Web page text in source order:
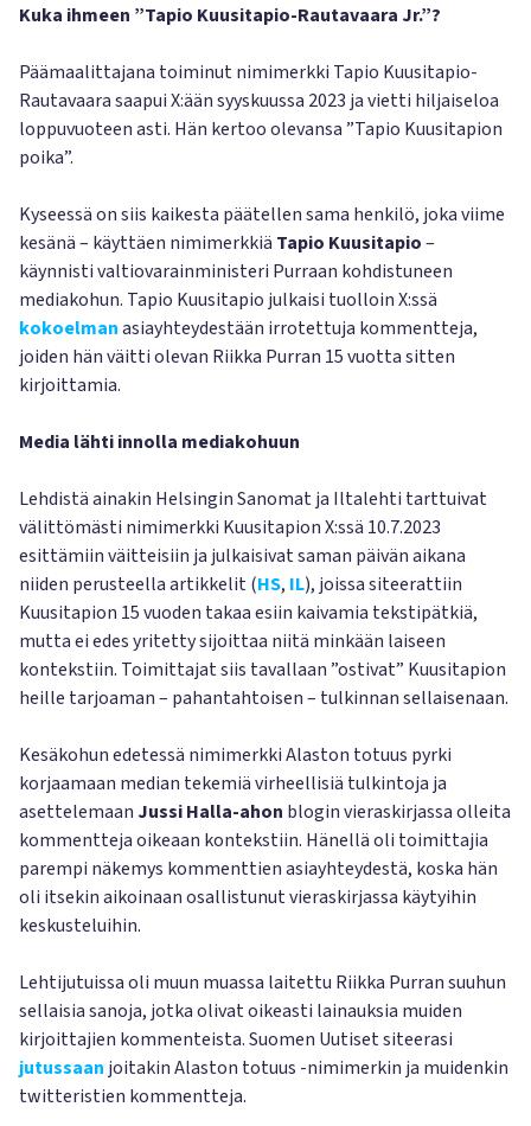
Kuka ihmeen ”Tapio Kuusitapio-Rautavaara Jr.”?
Päämaalittajana toiminut nimimerkki Tapio Kuusitapio-
Rautavaara saapui X:ään syyskuussa 2023 ja vietti hiljaiseloa
loppuvuoteen asti. Hän kertoo olevansa ”Tapio Kuusitapion
poika”.
Kyseessä on siis kaikesta päätellen sama henkilö, joka viime
kesänä – käyttäen nimimerkkiä Tapio Kuusitapio–
käynnisti valtiovarainministeri Purraan kohdistuneen
mediakohun. Tapio Kuusitapio julkaisi tuolloin X:ssä
kokoelmanasiayhteydestään irrotettuja kommentteja,
joiden hän väitti olevan Riikka Purran 15 vuotta sitten
kirjoittamia.
Media lähti innolla mediakohuun
Lehdistä ainakin Helsingin Sanomat ja Iltalehti tarttuivat
välittömästi nimimerkki Kuusitapion X:ssä 10.7.2023
esittämiin väitteisiin ja julkaisivat saman päivän aikana
niiden perusteella artikkelit (HS, IL), joissa siteerattiin
Kuusitapion 15 vuoden takaa esiin kaivamia tekstipätkiä,
mutta ei edes yritetty sijoittaa niitä minkään laiseen
kontekstiin. Toimittajat siis tavallaan ”ostivat” Kuusitapion
heille tarjoaman – pahantahtoisen – tulkinnan sellaisenaan.
Kesäkohun edetessä nimimerkki Alaston totuus pyrki
korjaamaan median tekemiä virheellisiä tulkintoja ja
asettelemaan Jussi Halla-ahon blogin vieraskirjassa olleita
kommentteja oikeaan kontekstiin. Hänellä oli toimittajia
parempi näkemys kommenttien asiayhteydestä, koska hän
oli itsekin aikoinaan osallistunut vieraskirjassa käytyihin
keskusteluihin.
Lehtijutuissa oli muun muassa laitettu Riikka Purran suuhun
sellaisia sanoja, jotka olivat oikeasti lainauksia muiden
kirjoittajien kommenteista. Suomen Uutiset siteerasi
jutussaan joitakin Alaston totuus -nimimerkin ja muidenkin
twitteristien kommentteja.